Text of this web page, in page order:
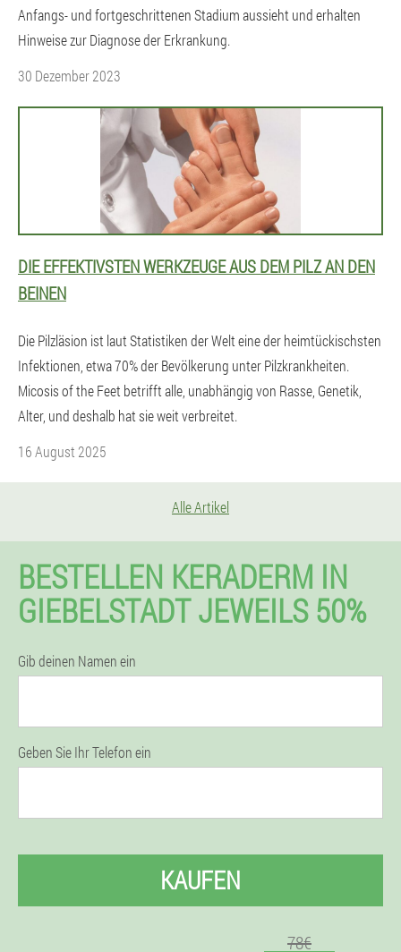
Anfangs- und fortgeschrittenen Stadium aussieht und erhalten
Hinweise zur Diagnose der Erkrankung.
30 Dezember 2023
DIE EFFEKTIVSTEN WERKZEUGE AUS DEM PILZ AN DEN
BEINEN
Die Pilzläsion ist laut Statistiken der Welt eine der heimtückischsten
Infektionen, etwa 70% der Bevölkerung unter Pilzkrankheiten.
Micosis of the Feet betrifft alle, unabhängig von Rasse, Genetik,
Alter, und deshalb hat sie weit verbreitet.
16 August 2025
Alle Artikel
BESTELLEN KERADERM IN
GIEBELSTADT JEWEILS 50%
Gib deinen Namen ein
Geben Sie Ihr Telefon ein
KAUFEN
78€